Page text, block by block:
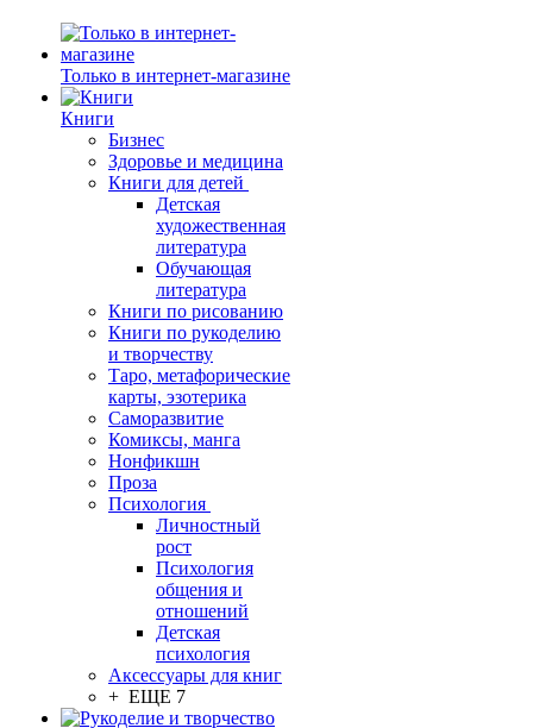
Только в интернет-магазине
Книги
Бизнес
Здоровье и медицина
Книги для детей
Детская
художественная
литература
Обучающая
литература
Книги по рисованию
Книги по рукоделию
и творчеству
Таро, метафорические
карты, эзотерика
Саморазвитие
Комиксы, манга
Нонфикшн
Проза
Психология
Личностный
рост
Психология
общения и
отношений
Детская
психология
Аксессуары для книг
+ ЕЩЕ 7